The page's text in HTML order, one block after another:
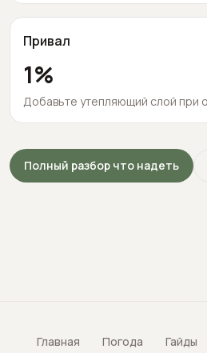
Привал
1%
Добавьте утепляющий слой при
Полный разбор что надеть
Главная Погода Гайды